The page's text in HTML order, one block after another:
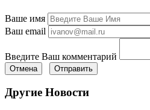
Ваше имя
Ваш email
Введите Ваш комментарий
Отмена Отправить
Другие Новости